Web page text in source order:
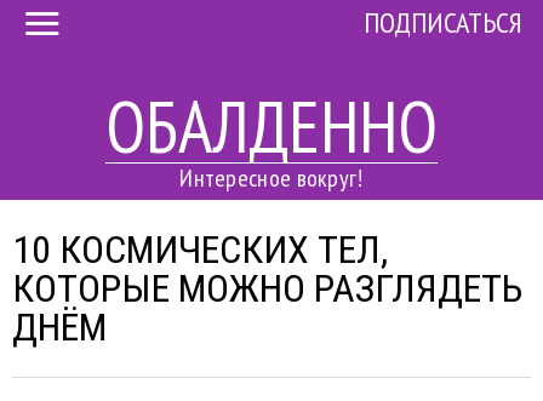
ОБАЛДЕННО
Интересное вокруг!
ПОДПИСАТЬСЯ
10 КОСМИЧЕСКИХ ТЕЛ,
КОТОРЫЕ МОЖНО РАЗГЛЯДЕТЬ
ДНЁМ